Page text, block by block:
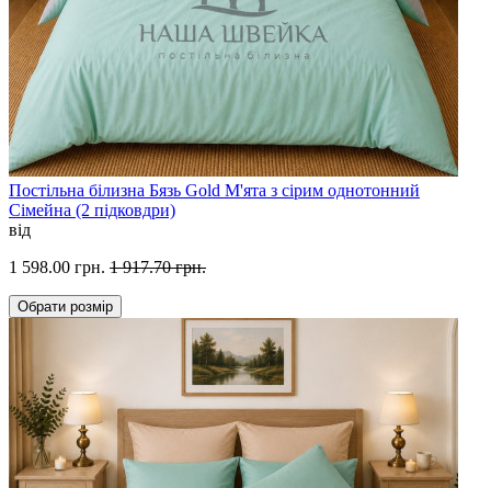
Постільна білизна Бязь Gold М'ята з сірим однотонний
Сімейна (2 підковдри)
від
1 598.00 грн. 1 917.70 грн.
Обрати розмір